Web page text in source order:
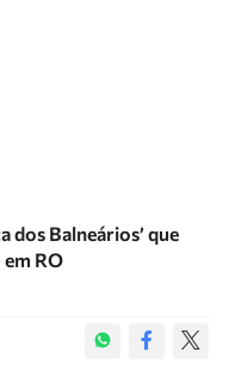
dos Balneários’ que
RO